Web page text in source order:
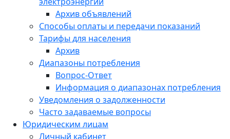
Архив объявлений
Способы оплаты и передачи показаний
Тарифы для населения
Архив
Диапазоны потребления
Вопрос-Ответ
Информация о диапазонах потребления
Уведомления о задолженности
Часто задаваемые вопросы
Юридическим лицам
Личный кабинет